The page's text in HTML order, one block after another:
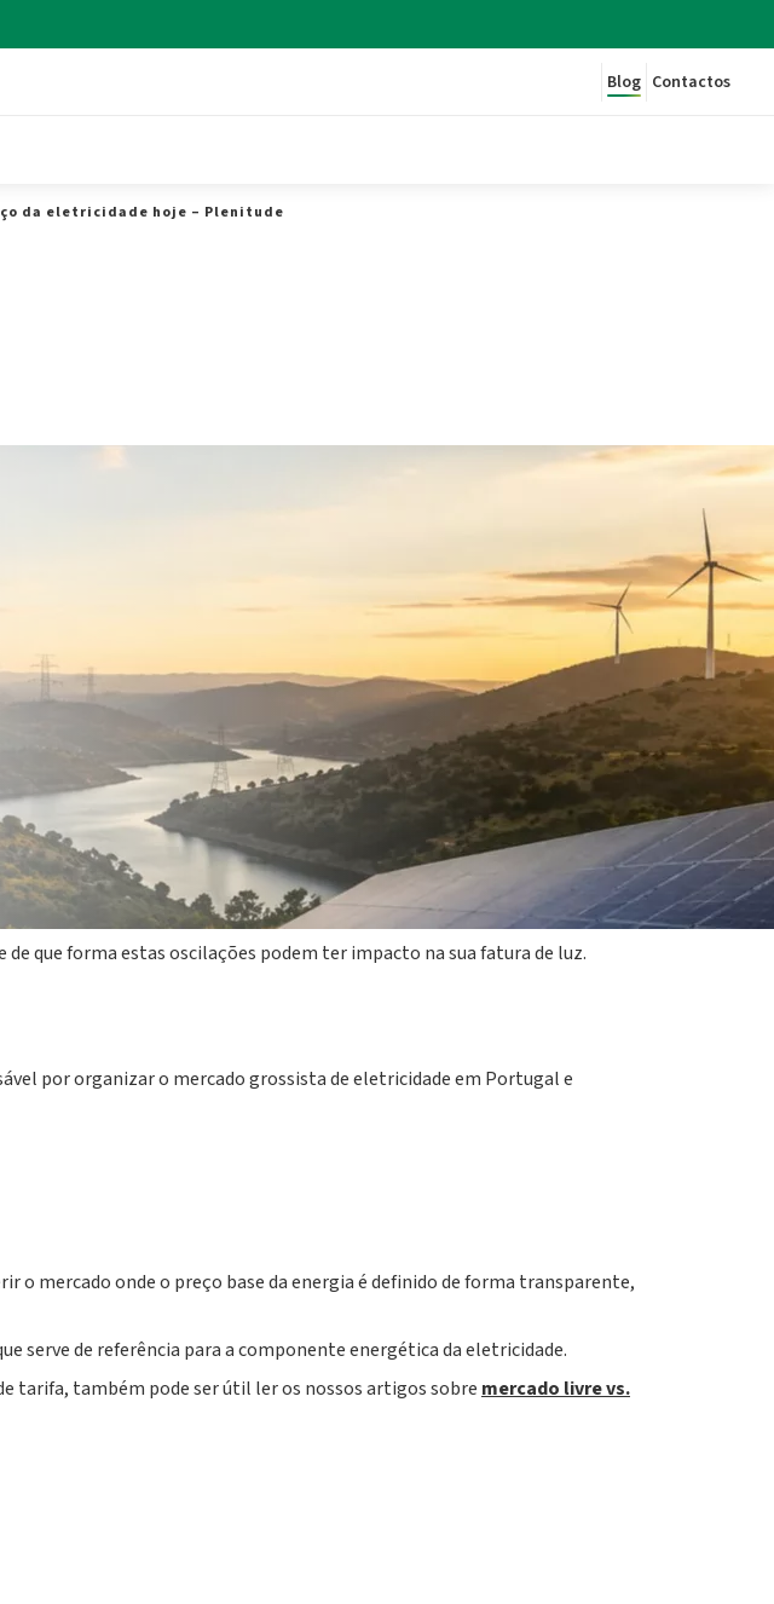
Blog Contactos
da eletricidade hoje – Plenitude
levou muitas pessoas a procurar uma explicação simples para perceber
, uma sigla que aparece frequentemente nas notícias, nos contratos de
é a entidade que gere o mercado ibérico onde a energia é comprada e
de que forma estas oscilações podem ter impacto na sua fatura de luz.
por organizar o mercado grossista de eletricidade em Portugal e
o mercado onde o preço base da energia é definido de forma transparente,
serve de referência para a componente energética da eletricidade.
tarifa, também pode ser útil ler os nossos artigos sobre mercado livre vs.